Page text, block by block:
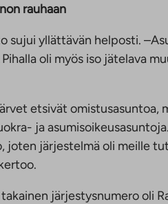
rauhaan
sujui yllättävän helposti.
oli myös iso jätelava
etsivät
ja
joten järjestelmä oli meille
järjestysnumero oli